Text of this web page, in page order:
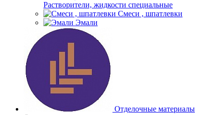
Растворители, жидкости специальные
Смеси , шпатлевки
Эмали
Отделочные материалы